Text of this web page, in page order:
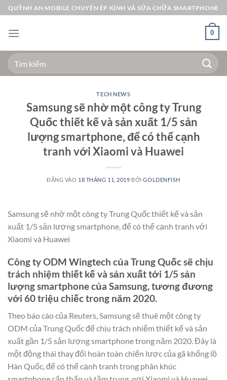
Bỏ
qua
nội
QUỲNH AN MOBILE CHUYÊN ÉP KÍNH VÀ SỬA CHỮA SMARTPHONE
0
Tìm
kiếm:
TECH NEWS
Samsung sẽ nhờ một công ty Trung
Quốc thiết kế và sản xuất 1/5 sản
lượng smartphone, để có thể cạnh
tranh với Xiaomi và Huawei
ĐĂNG VÀO 18 THÁNG 11, 2019 BỞIGOLDENFISH
Samsung sẽ nhờ một công ty Trung Quốc thiết kế và sản
xuất 1/5 sản lượng smartphone, để có thể cạnh tranh với
Xiaomi và Huawei
Công ty ODM Wingtech của Trung Quốc sẽ chịu
trách nhiệm thiết kế và sản xuất tới 1/5 sản
lượng smartphone của Samsung, tương đương
với 60 triệu chiếc trong năm 2020.
Theo báo cáo của Reuters, Samsung sẽ thuê một công ty
ODM của Trung Quốc để chịu trách nhiệm thiết kế và sản
xuất gần 1/5 sản lượng smartphone trong năm 2020. Đây là
một động thái thay đổi hoàn toàn chiến lược của gã khổng lồ
Hàn Quốc, để có thể cạnh tranh trong phân khúc